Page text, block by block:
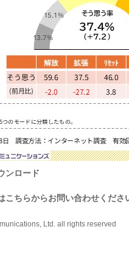
ンロード
こちらからお問い合わせくださ